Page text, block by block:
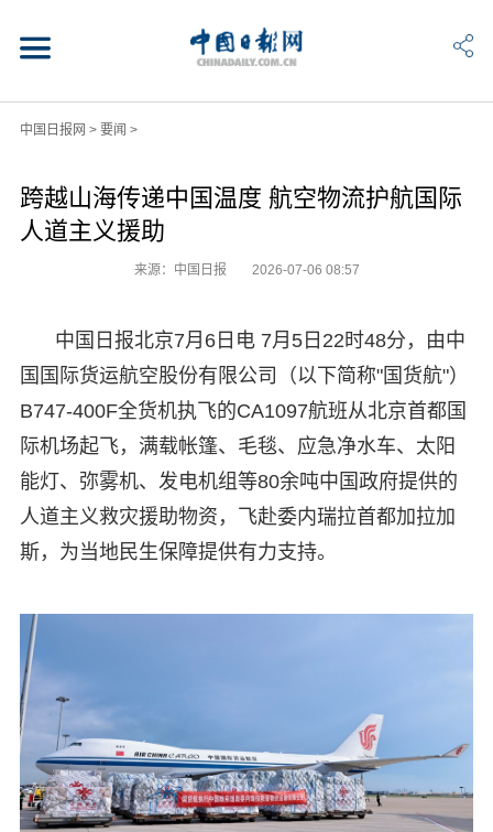
中国日报网 > 要闻 >
跨越山海传递中国温度 航空物流护航国际
人道主义援助
来源：中国日报 2026-07-06 08:57
中国日报北京7月6日电 7月5日22时48分，由中
国国际货运航空股份有限公司（以下简称"国货航"）
B747-400F全货机执飞的CA1097航班从北京首都国
际机场起飞，满载帐篷、毛毯、应急净水车、太阳
能灯、弥雾机、发电机组等80余吨中国政府提供的
人道主义救灾援助物资，飞赴委内瑞拉首都加拉加
斯，为当地民生保障提供有力支持。